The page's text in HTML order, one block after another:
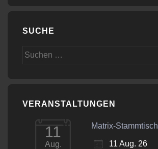
SUCHE
Suchen
VERANSTALTUNGEN
11
Aug.
Matrix-Stammtisch
11 Aug. 26